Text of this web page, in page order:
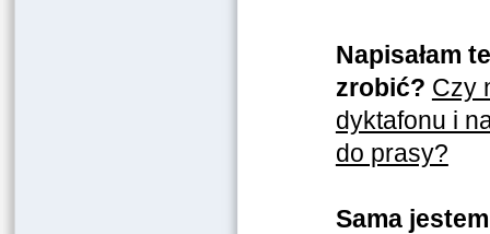
Napisałam
zrobić? Czy
dyktafonu i
do prasy?
Sama